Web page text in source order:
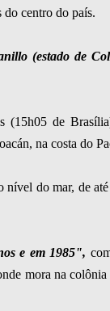
do centro do país.
(estado de
(15h05 de
na costa do
nível do mar, de
e em 1985",
mora na colônia